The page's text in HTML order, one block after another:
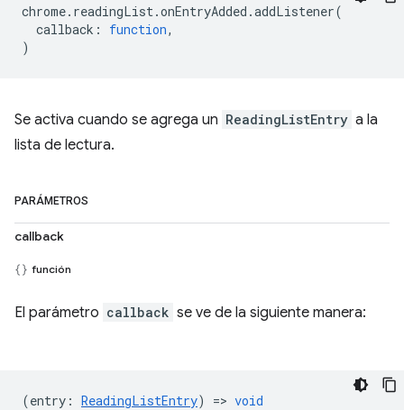
chrome. readingList .onEntryAdded .addListener(
callback : function,
)
Se activa cuando se agrega un ReadingListEntry a la
lista de lectura.
PARÁMETROS
callback
función
El parámetro callback se ve de la siguiente manera:
(entry : ReadingListEntry) => void